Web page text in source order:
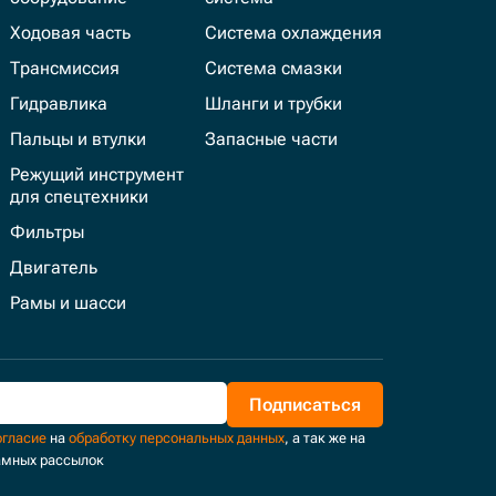
Ходовая часть
Трансмиссия
Гидравлика
Пальцы и втулки
Режущий инструмент
для спецтехники
Фильтры
Двигатель
Рамы и шасси
Система охлаждения
Система смазки
Шланги и трубки
Запасные части
Подписаться
на обработку персональных данных, а так же на
рассылок